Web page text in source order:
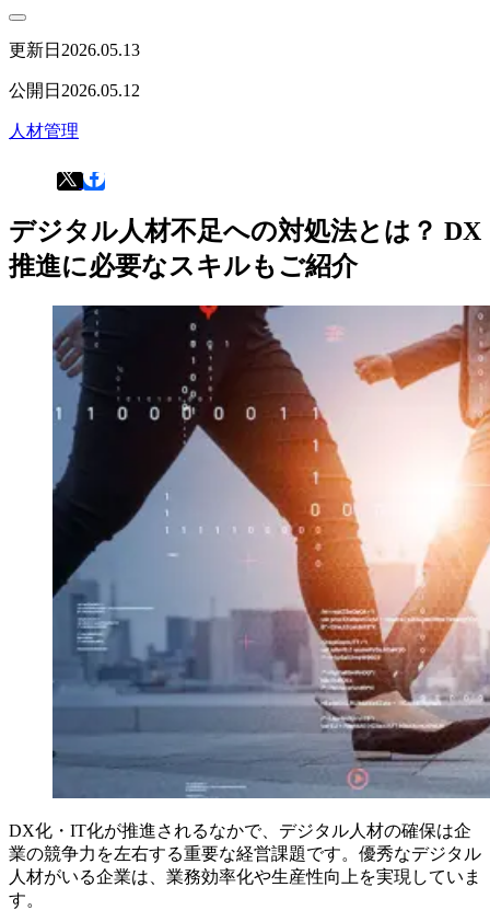
更新日 2026.05.13
公開日 2026.05.12
人材管理
デジタル人材不足への対処法とは？ DX
推進に必要なスキルもご紹介
DX化・IT化が推進されるなかで、デジタル人材の確保は企
業の競争力を左右する重要な経営課題です。優秀なデジタル
人材がいる企業は、業務効率化や生産性向上を実現していま
す。